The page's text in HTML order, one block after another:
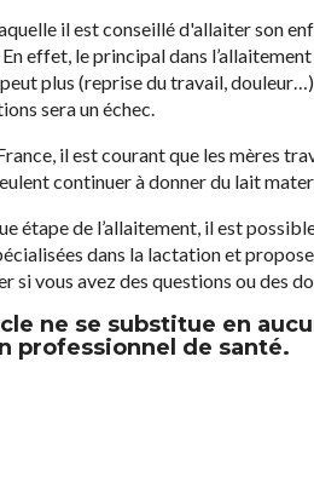
il est conseillé d'allaiter son
effet, le principal dans
peut plus (reprise du travail,
sera un échec.
il est courant que les mères
continuer à donner du lait
étape de l’allaitement, il est
dans la lactation et
si vous avez des questions ou des
ne se substitue en
professionnel de santé.